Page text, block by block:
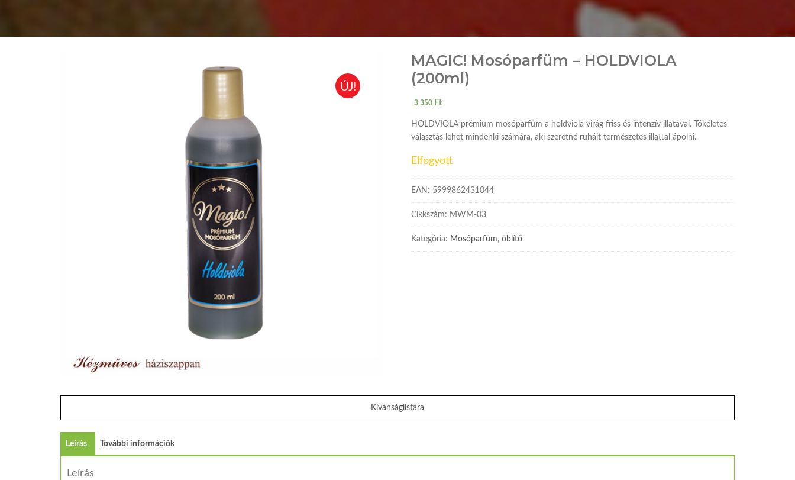
ÚJ!
MAGIC! Mosóparfüm – HOLDVIOLA
(200ml)
3 350 Ft
HOLDVIOLA prémium mosóparfüm a holdviola virág friss és intenzív illatával. Tökéletes
választás lehet mindenki számára, aki szeretné ruháit természetes illattal ápolni.
Elfogyott
EAN: 5999862431044
Cikkszám: MWM-03
Kategória: Mosóparfüm, öblítő
Kívánságlistára
Leírás További információk
Leírás